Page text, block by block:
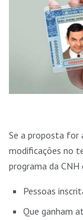
Se a proposta for
modificações no
programa da
Pessoas
Que ganham